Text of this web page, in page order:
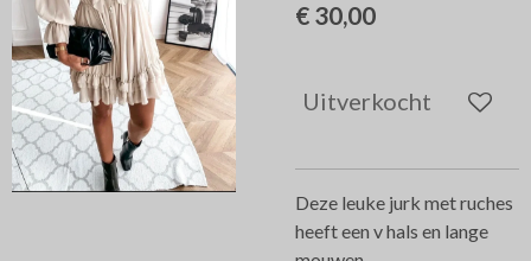
€ 30,00
Uitverkocht
Deze leuke jurk met ruches
heeft een v hals en lange